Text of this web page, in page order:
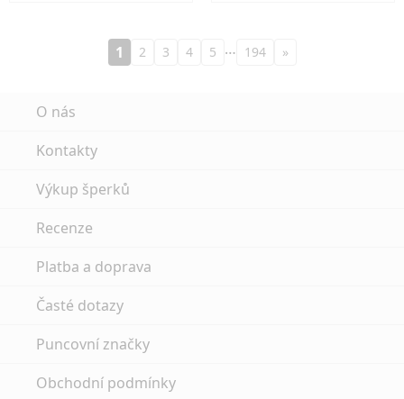
1 2 3 4 5 … 194 »
O nás
Kontakty
Výkup šperků
Recenze
Platba a doprava
Časté dotazy
Puncovní značky
Obchodní podmínky